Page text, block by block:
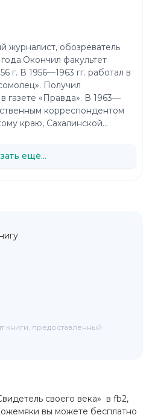
своего века» в fb2,
вы можете бесплатно
журналист, обозреватель
факультет
г. В 1956—1963 гг. работал в
Получил
газете «Правда». В 1963—
корреспондентом
краю, Сахалинской...
ещё...
книги, предоставленный